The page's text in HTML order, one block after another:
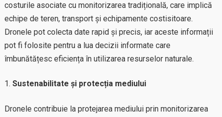
costurile asociate cu monitorizarea tradițională, care implică
echipe de teren, transport și echipamente costisitoare.
Dronele pot colecta date rapid și precis, iar aceste informații
pot fi folosite pentru a lua decizii informate care
îmbunătățesc eficiența în utilizarea resurselor naturale.
Sustenabilitate și protecția mediului
Dronele contribuie la protejarea mediului prin monitorizarea